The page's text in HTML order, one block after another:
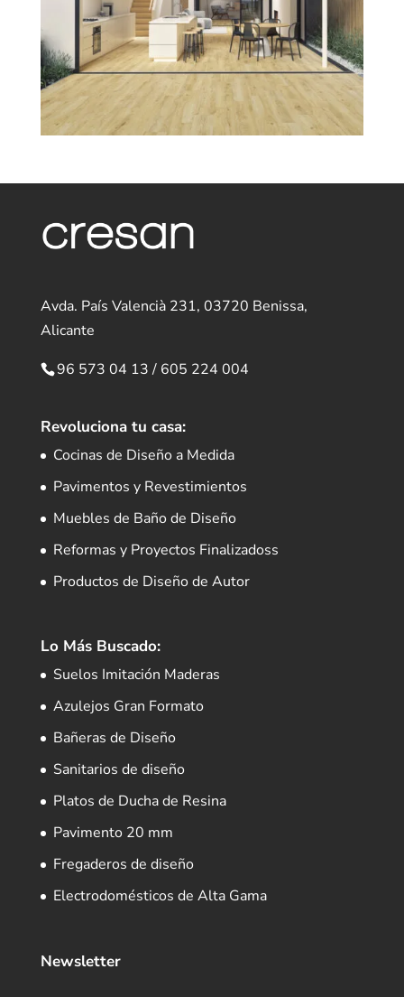
Avda. País Valencià 231, 03720 Benissa,
Alicante
96 573 04 13/ 605 224 004
Revoluciona tu casa:
Cocinas de Diseño a Medida
Pavimentos y Revestimientos
Muebles de Baño de Diseño
Reformas y Proyectos Finalizadoss
Productos de Diseño de Autor
Lo Más Buscado:
Suelos Imitación Maderas
Azulejos Gran Formato
Bañeras de Diseño
Sanitarios de diseño
Platos de Ducha de Resina
Pavimento 20 mm
Fregaderos de diseño
Electrodomésticos de Alta Gama
Newsletter